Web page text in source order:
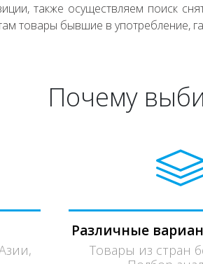
также осуществляем поиск
товары бывшие в употребление,
Почему
Различные
Товары из стран